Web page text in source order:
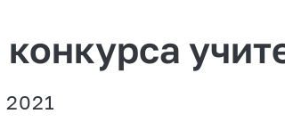
конкурса
2021